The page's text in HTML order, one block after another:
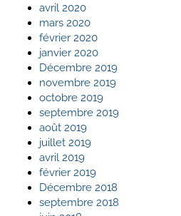
avril 2020
mars 2020
février 2020
janvier 2020
Décembre 2019
novembre 2019
octobre 2019
septembre 2019
août 2019
juillet 2019
avril 2019
février 2019
Décembre 2018
septembre 2018